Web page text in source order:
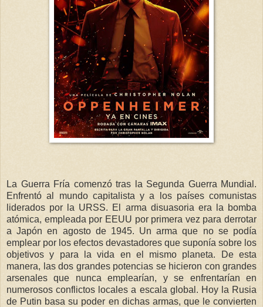
La Guerra Fría comenzó tras la Segunda Guerra Mundial.
Enfrentó al mundo capitalista y a los países comunistas
liderados por la URSS. El arma disuasoria era la bomba
atómica, empleada por EEUU por primera vez para derrotar
a Japón en agosto de 1945. Un arma que no se podía
emplear por los efectos devastadores que suponía sobre los
objetivos y para la vida en el mismo planeta. De esta
manera, las dos grandes potencias se hicieron con grandes
arsenales que nunca emplearían, y se enfrentarían en
numerosos conflictos locales a escala global. Hoy la Rusia
de Putin basa su poder en dichas armas, que le convierten